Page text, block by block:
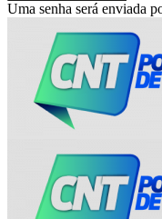
Uma senha será enviada